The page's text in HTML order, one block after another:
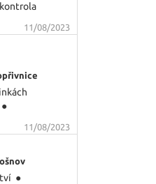
Kč,
výši
11/08/2023
i
●
ve 3-
ve
výši
11/08/2023
●